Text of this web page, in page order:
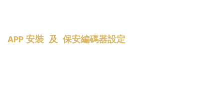
APP 安裝 及 保安編碼器設定